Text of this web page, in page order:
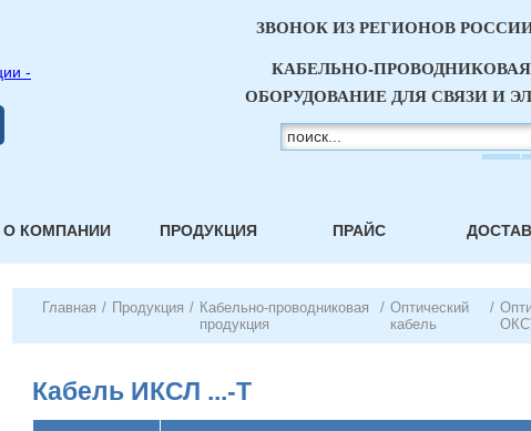
ЗВОНОК ИЗ РЕГИОНОВ
КАБЕЛЬНО-
ОБОРУДОВАНИЕ ДЛЯ СВЯЗИ И
О КОМПАНИИ ПРОДУКЦИЯ ПРАЙС
Главная / Продукция / Кабельно-проводниковая
продукция
/ Оптический
кабель
/
Кабель ИКСЛ ...-Т